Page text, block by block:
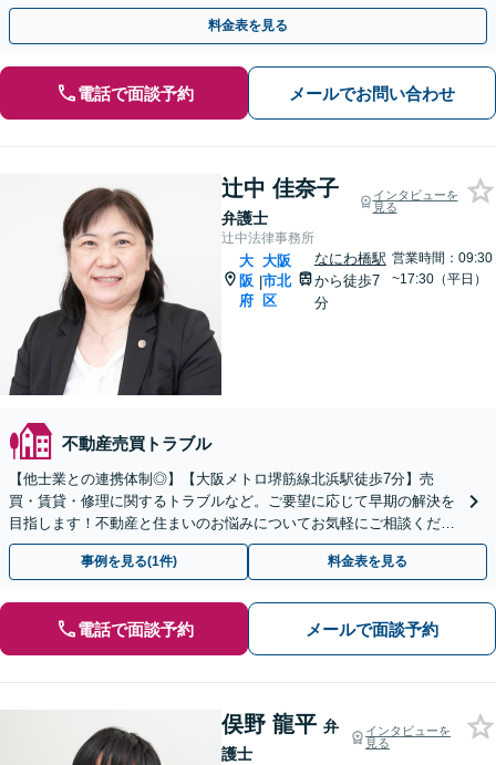
ます。【完全個室】【南森町駅3分】
料金表を見る
電話で面談予約 メールでお問い合わせ
辻中 佳奈子
弁護士
インタビューを
見る
辻中法律事務所
大
阪
府
|
大阪
市北
区
なにわ橋駅
から徒歩7
分
営業時間：09:30
~17:30（平日）
不動産売買トラブル
【他士業との連携体制◎】【大阪メトロ堺筋線北浜駅徒歩7分】売
買・賃貸・修理に関するトラブルなど。ご要望に応じて早期の解決を
目指します！不動産と住まいのお悩みについてお気軽にご相談くださ
い【当日/休日/時間外の対応可(事前予約制)】
事例を見る(1件) 料金表を見る
電話で面談予約 メールで面談予約
俣野 龍平 弁
護士
インタビューを
見る